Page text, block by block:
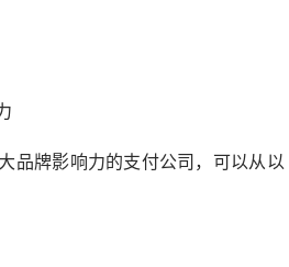
品牌影响力的支付公司，可以从以